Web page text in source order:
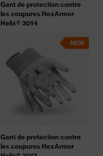
Gant de protection contre
les coupures HexArmor
Helix® 3014
NEW
Gant de protection contre
les coupures HexArmor